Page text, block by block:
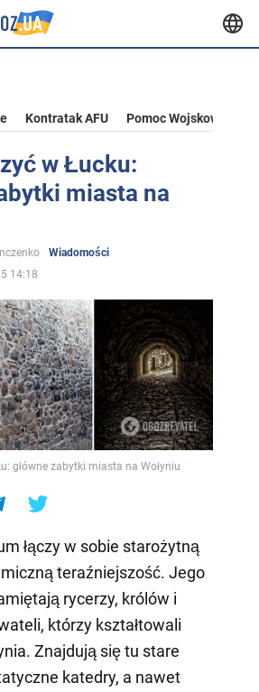
Kontratak AFU Pomoc Wojskowa Dla
w Łucku:
miasta na
Wiadomości
14:18
główne zabytki miasta na Wołyniu
łączy w sobie starożytną
teraźniejszość. Jego
rycerzy, królów i
którzy kształtowali
Znajdują się tu stare
katedry, a nawet